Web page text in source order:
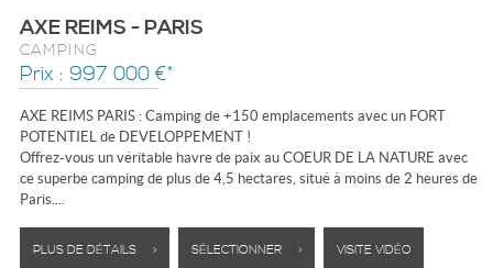
AXE REIMS - PARIS
CAMPING
Prix : 997 000 €*
AXE REIMS PARIS : Camping de +150 emplacements avec un FORT
POTENTIEL de DEVELOPPEMENT !
Offrez-vous un véritable havre de paix au COEUR DE LA NATURE avec
ce superbe camping de plus de 4,5 hectares, situé à moins de 2 heures de
Paris....
PLUS DE DÉTAILS > SÉLECTIONNER > VISITE VIDÉO